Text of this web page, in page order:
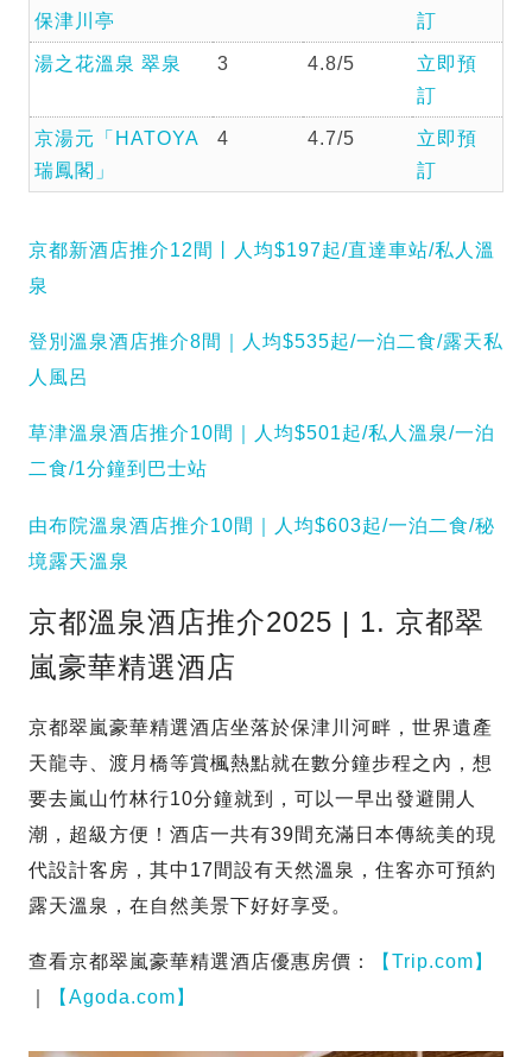
保津川亭
訂
湯之花溫泉 翠泉 3 4.8/5
立即預
訂
京湯元「HATOYA
瑞鳳閣」
4 4.7/5
立即預
訂
京都新酒店推介12間丨人均$197起/直達車站/私人溫
泉
登別溫泉酒店推介8間｜人均$535起/一泊二食/露天私
人風呂
草津溫泉酒店推介10間｜人均$501起/私人溫泉/一泊
二食/1分鐘到巴士站
由布院溫泉酒店推介10間｜人均$603起/一泊二食/秘
境露天溫泉
京都溫泉酒店推介2025 | 1. 京都翠
嵐豪華精選酒店
京都翠嵐豪華精選酒店坐落於保津川河畔，世界遺產
天龍寺、渡月橋等賞楓熱點就在數分鐘步程之內，想
要去嵐山竹林行10分鐘就到，可以一早出發避開人
潮，超級方便！酒店一共有39間充滿日本傳統美的現
代設計客房，其中17間設有天然溫泉，住客亦可預約
露天溫泉，在自然美景下好好享受。
查看京都翠嵐豪華精選酒店優惠房價：
【Trip.com】
【Agoda.com】